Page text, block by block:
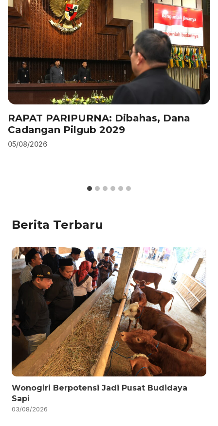
RAPAT PARIPURNA: Dibahas, Dana
Cadangan Pilgub 2029
05/08/2026
Berita Terbaru
Wonogiri Berpotensi Jadi Pusat Budidaya
Sapi
03/08/2026